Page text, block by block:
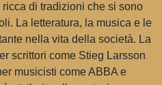
di tradizioni che si sono
La letteratura, la musica e le
nella vita della società. La
scrittori come Stieg Larsson
musicisti come ABBA e